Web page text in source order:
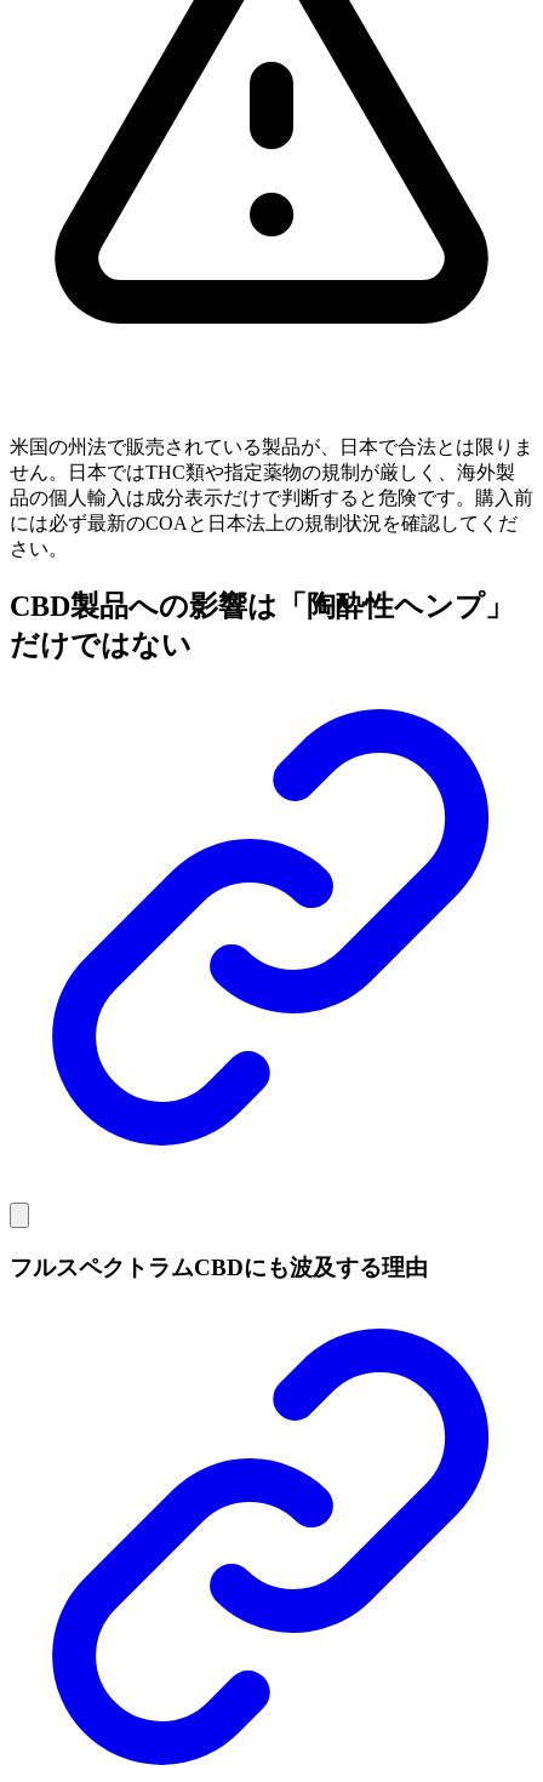
米国の州法で販売されている製品が、日本で合法とは限りま
せん。日本ではTHC類や指定薬物の規制が厳しく、海外製
品の個人輸入は成分表示だけで判断すると危険です。購入前
には必ず最新のCOAと日本法上の規制状況を確認してくだ
さい。
CBD製品への影響は「陶酔性ヘンプ」
だけではない
フルスペクトラムCBDにも波及する理由